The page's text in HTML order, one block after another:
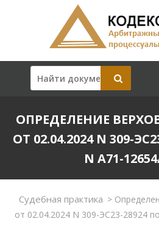
ОПРЕДЕЛЕНИЕ
ОТ 02.04.2024 N 309-
N А71-
Судебная практика >
от 02.04.2024 N 309-ЭС23-28924